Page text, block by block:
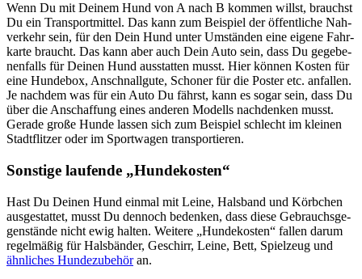
Wenn Du mit Dei­nem Hund von A nach B kom­men willst, brauchst
Du ein Trans­port­mit­tel. Das kann zum Bei­spiel der öffent­li­che Nah­
ver­kehr sein, für den Dein Hund unter Umstän­den eine eige­ne Fahr­
kar­te braucht. Das kann aber auch Dein Auto sein, dass Du gege­be­
nen­falls für Dei­nen Hund aus­stat­ten musst. Hier kön­nen Kos­ten für
eine Hun­de­box, Anschnall­gu­te, Scho­ner für die Pos­ter etc. anfal­len.
Je nach­dem was für ein Auto Du fährst, kann es sogar sein, dass Du
über die Anschaf­fung eines ande­ren Modells nach­den­ken musst.
Gera­de gro­ße Hun­de las­sen sich zum Bei­spiel schlecht im klei­nen
Stadt­flit­zer oder im Sport­wa­gen trans­por­tie­ren.
Sons­ti­ge lau­fen­de „Hun­de­kos­ten“
Hast Du Dei­nen Hund ein­mal mit Lei­ne, Hals­band und Körb­chen
aus­ge­stat­tet, musst Du den­noch beden­ken, dass die­se Gebrauchs­ge­
gen­stän­de nicht ewig hal­ten. Wei­te­re „Hun­de­kos­ten“ fal­len dar­um
regel­mä­ßig für Hals­bän­der, Geschirr, Lei­ne, Bett, Spiel­zeug und
ähn­li­ches Hun­de­zu­be­höran.